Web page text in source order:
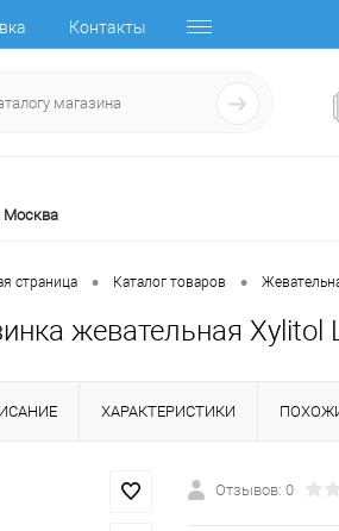
Контакты
Москва
страница • Каталог товаров •
жевательная
ХАРАКТЕРИСТИКИ
Отзывов: 0